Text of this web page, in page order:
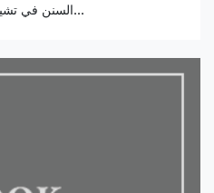
السنن في تشييع الجنائز وا...